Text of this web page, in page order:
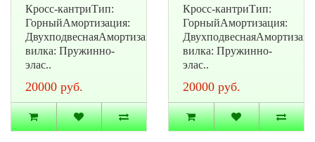
Кросс-кантриТип:
ГорныйАмортизация:
ДвухподвеснаяАмортизационная
вилка: Пружинно-
элас..
20000 руб.
Кросс-кантриТип:
ГорныйАмортизация:
вилка: Пружинно-
элас..
20000 руб.